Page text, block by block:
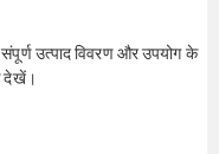
उत्पाद विवरण और उपयोग के
देखें।